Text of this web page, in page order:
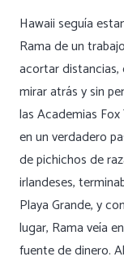
Hawaii seguía
Rama de un
acortar distancias,
mirar atrás y sin
las Academias
en un verdadero
de pichichos de
irlandeses,
Playa Grande, y
lugar, Rama veía
fuente de dinero.